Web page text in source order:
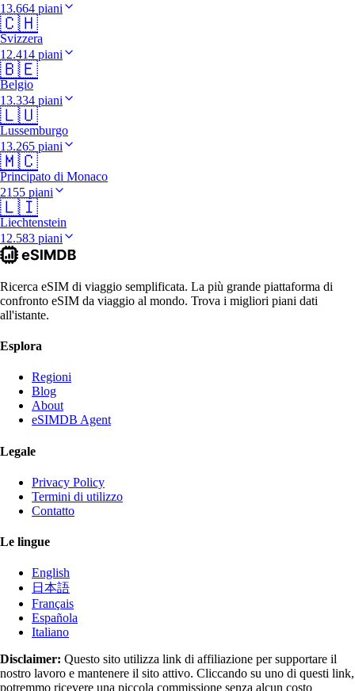
13.664 piani
🇨🇭
Svizzera
12.414 piani
🇧🇪
Belgio
13.334 piani
🇱🇺
Lussemburgo
13.265 piani
🇲🇨
Principato di Monaco
2155 piani
🇱🇮
Liechtenstein
12.583 piani
Ricerca eSIM di viaggio semplificata. La più grande piattaforma di
confronto eSIM da viaggio al mondo. Trova i migliori piani dati
all'istante.
Esplora
Regioni
Blog
About
eSIMDB Agent
Legale
Privacy Policy
Termini di utilizzo
Contatto
Le lingue
English
日本語
Français
Española
Italiano
Disclaimer: Questo sito utilizza link di affiliazione per supportare il
nostro lavoro e mantenere il sito attivo. Cliccando su uno di questi link,
potremmo ricevere una piccola commissione senza alcun costo